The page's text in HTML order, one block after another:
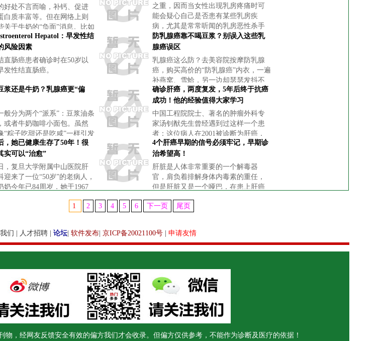
好处不言而喻，补钙、促进
白质丰富等。但在网络上则
关于牛奶的“负面”消息。比如
多了会致癌，会导致孩子糖
喝越缺钙等等。有记者就这
访了食品安全专家，对此做
之重，因而当女性出现乳房疼痛时可
能会疑心自己是否患有某些乳房疾
病，尤其是常常听闻的乳房恶性杀手
乳腺癌。
Hepatol：早发性结
风险因素
直肠癌患者确诊时在50岁以
发性结直肠癌。
防乳腺癌靠不喝豆浆？别误入这些乳
腺癌误区
乳腺癌这么防？去美容院按摩防乳腺
癌，购买高价的“防乳腺癌”内衣，一遍
补燕窝、雪蛤，另一边却瑟瑟发抖不
敢喝一杯豆浆？这样做是错的！
浆还是牛奶？乳腺癌更“偏
般分为两个“派系”：豆浆油条
或者牛奶咖啡小面包。虽然
“粽子吃甜还是吃咸”一样引发
，但是每个人都有自己的偏
近日有一项研究表示，对于
，喝豆浆可能会更
确诊肝癌，两度复发，5年后终于抗癌
成功！他的经验值得大家学习
中国工程院院士、著名的肿瘤外科专
家汤钊猷先生曾经遇到过这样一个患
者：这位病人在2001被诊断为肝癌，
第2年进行手术切除后再次复发，等
2004年治疗后，第二年再次复
发。 对此种情况，汤钊猷先生给
患者出
，她已健康生存了50年！很
实可以“治愈”
，复旦大学附属中山医院肝
迎来了一位“50岁”的老病人，
奶今年已84周岁，她于1967
到今年正满50年，成为了世
4个肝癌早期的信号必须牢记，早期诊
治希望高！
肝脏是人体非常重要的一个解毒器
官，肩负着排解身体内毒素的重任，
但是肝脏又是一个哑巴，在患上肝癌
此大家必须对肝癌早期的信号牢记
1 2 3 4 5 6 下一页 尾页
物，经网友反馈安全有效的偏方我们才会收录。但偏方仅供参考，不能作为诊断及医疗的依据！
们 人才招聘 论坛 软件发布 京ICP备20021100号 申请友情